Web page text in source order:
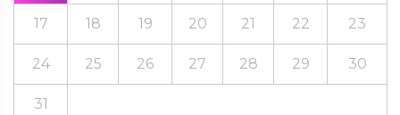
17 18 19 20 21 22 23
24 25 26 27 28 29 30
31